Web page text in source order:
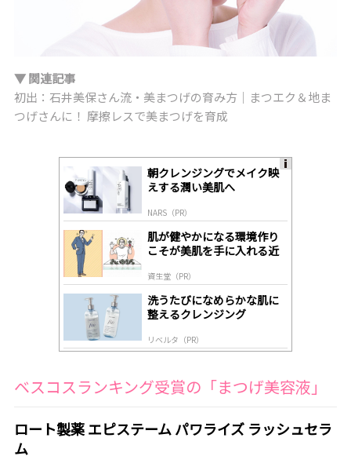
▼ 関連記事
初出：石井美保さん流・美まつげの育み方｜まつエク＆地ま
つげさんに！ 摩擦レスで美まつげを育成
朝クレンジングでメイク映
えする潤い美肌へ
NARS（PR）
肌が健やかになる環境作り
こそが美肌を手に入れる近
資生堂（PR）
洗うたびになめらかな肌に
整えるクレンジング
リベルタ（PR）
ベスコスランキング受賞の「まつげ美容液」
ロート製薬 エピステーム パワライズ ラッシュセラ
ム